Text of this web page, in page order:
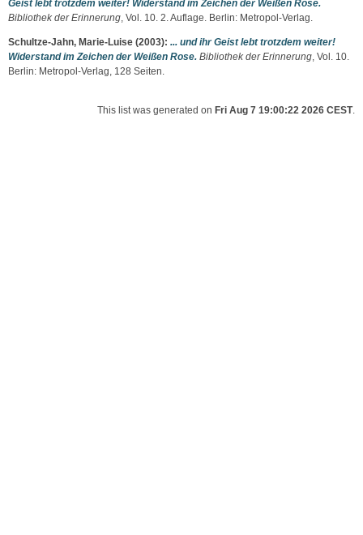
Geist lebt trotzdem weiter! Widerstand im Zeichen der Weißen Rose.
Bibliothek der Erinnerung, Vol. 10. 2. Auflage. Berlin: Metropol-Verlag.
Schultze-Jahn, Marie-Luise (2003): ... und ihr Geist lebt trotzdem weiter!
Widerstand im Zeichen der Weißen Rose. Bibliothek der Erinnerung, Vol. 10.
Berlin: Metropol-Verlag, 128 Seiten.
This list was generated on Fri Aug 7 19:00:22 2026 CEST.